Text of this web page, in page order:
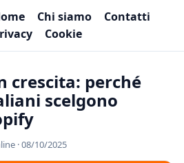
Chi siamo
Contatti
Cookie
crescita: perché
scelgono
·08/10/2025